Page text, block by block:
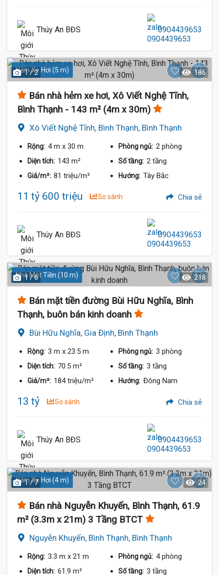
Thúy An BĐS 0904439653
Hẻm Xe Hơi (5 m)
1 / 2 186
Bán nhà hẻm xe hơi, Xô Viết Nghệ Tĩnh,
Bình Thạnh - 143 m² (4m x 30m)
Xô Viết Nghệ Tĩnh, Bình Thạnh, Bình Thạnh
Rộng: 4 m x 30 m Phòng ngủ: 2 phòng
Diện tích: 143 m² Số tầng: 2 tầng
Giá/m²: 81 triệu/m² Hướng: Tây Bắc
11 tỷ 600 triệu So sánh Chia sẻ
Thúy An BĐS 0904439653
Nhà Mặt Tiền (10 m)
1 / 6 218
Bán mặt tiền đường Bùi Hữu Nghĩa, Bình
Thạnh, buôn bán kinh doanh
Bùi Hữu Nghĩa, Gia Định, Bình Thạnh
Rộng: 3 m x 23.5 m Phòng ngủ: 3 phòng
Diện tích: 70.5 m² Số tầng: 3 tầng
Giá/m²: 184 triệu/m² Hướng: Đông Nam
13 tỷ So sánh Chia sẻ
Thúy An BĐS 0904439653
Hẻm Xe Hơi (4 m)
1 / 7 24
Bán nhà Nguyễn Khuyến, Bình Thạnh, 61.9
m² (3.3m x 21m) 3 Tầng BTCT
Nguyễn Khuyến, Bình Thạnh, Bình Thạnh
Rộng: 3.3 m x 21 m Phòng ngủ: 4 phòng
Diện tích: 61.9 m² Số tầng: 3 tầng
11.9 Tỷ